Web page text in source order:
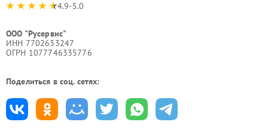
4.9-5.0
ООО "Русервис"
ИНН 7702633247
ОГРН 1077746335776
Поделиться в соц. сетях: